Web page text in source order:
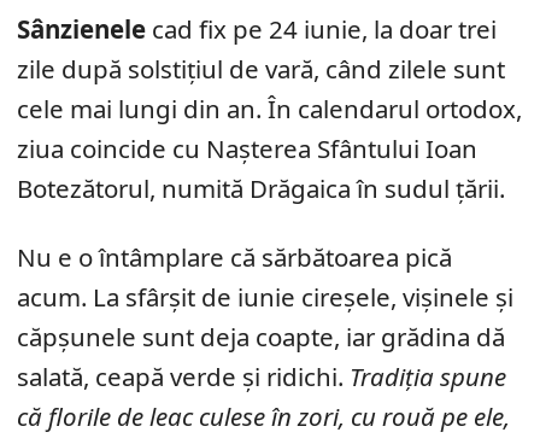
Sânzienele cad fix pe 24 iunie, la doar trei
zile după solstițiul de vară, când zilele sunt
cele mai lungi din an. În calendarul ortodox,
ziua coincide cu Nașterea Sfântului Ioan
Botezătorul, numită Drăgaica în sudul țării.
Nu e o întâmplare că sărbătoarea pică
acum. La sfârșit de iunie cireșele, vișinele și
căpșunele sunt deja coapte, iar grădina dă
salată, ceapă verde și ridichi. Tradiția spune
că florile de leac culese în zori, cu rouă pe ele,